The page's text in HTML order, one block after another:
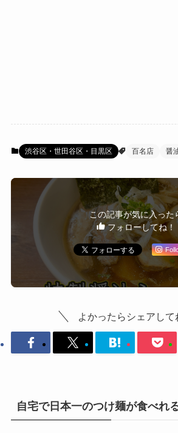
渋谷区・世田谷区・目黒区 百名店 醤
この記事が気に入った
フォローしてね！
よかったらシェアして
自宅で日本一のつけ麺が食べれ